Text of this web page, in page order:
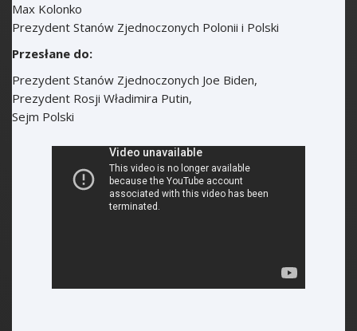
Max Kolonko
Prezydent Stanów Zjednoczonych Polonii i Polski
Przesłane do:
Prezydent Stanów Zjednoczonych Joe Biden,
Prezydent Rosji Władimira Putin,
Sejm Polski